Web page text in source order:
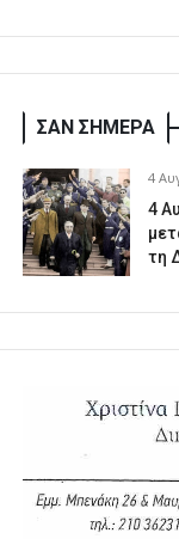
ΣΑΝ ΣΗΜΕΡΑ
4
4
τη